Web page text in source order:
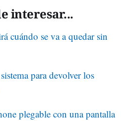
interesar...
cuándo se va a quedar sin
para devolver los
plegable con una pantalla